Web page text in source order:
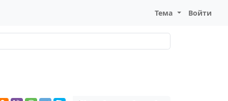
Тема Войти